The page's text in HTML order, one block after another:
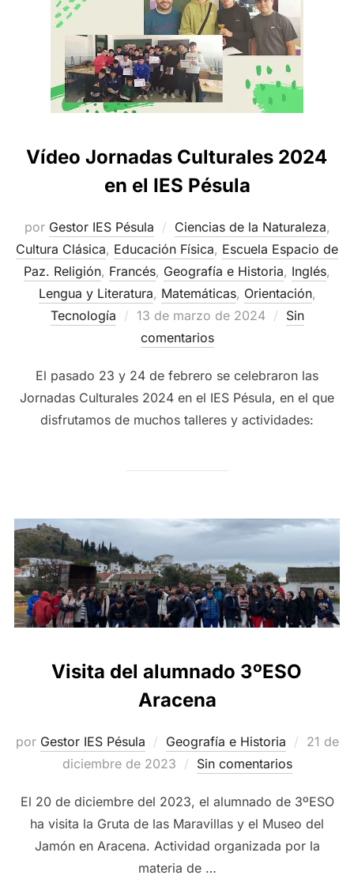
Vídeo Jornadas Culturales 2024
en el IES Pésula
por Gestor IES Pésula Ciencias de la Naturaleza,
Cultura Clásica, Educación Física, Escuela Espacio de
Paz. Religión, Francés, Geografía e Historia, Inglés,
Lengua y Literatura, Matemáticas, Orientación,
Tecnología
Publicado
el
13 de marzo de 2024
Sin
comentarios
El pasado 23 y 24 de febrero se celebraron las
Jornadas Culturales 2024 en el IES Pésula, en el que
disfrutamos de muchos talleres y actividades:
Visita del alumnado 3ºESO
Aracena
por Gestor IES Pésula Geografía e Historia
21 de
diciembre de 2023
Sin comentarios
El 20 de diciembre del 2023, el alumnado de 3ºESO
ha visita la Gruta de las Maravillas y el Museo del
Jamón en Aracena. Actividad organizada por la
materia de …